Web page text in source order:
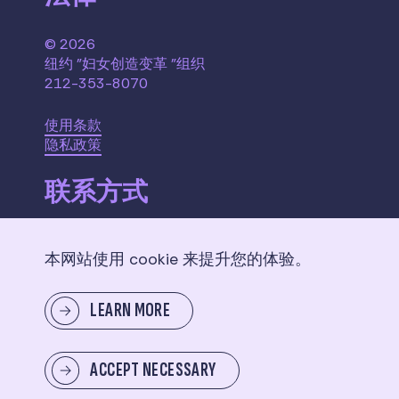
© 2026
纽约 "妇女创造变革 "组织
212-353-8070
使用条款
隐私政策
联系方式
Suite 2207
给我们留言
本网站使用 cookie 来提升您的体验。
LEARN MORE
ACCEPT NECESSARY